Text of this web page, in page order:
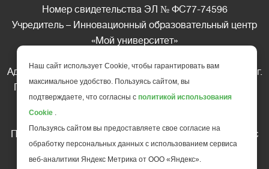
Номер свидетельства ЭЛ № ФС77-74596
Учредитель – Инновационный образовательный центр
«Мой университет»
Адрес редакции: 185035 Россия, Республика Карелия, г.
Петрозаводск, ул. Фридриха Энгельса д.10, офис 211
Телефон редакции: +7 (499) 685-10-45
Перепечатка материалов газеты допускается только c
письменного разрешения редакции
Ссылка на «Газету педагогов» обязательна.
Наш сайт использует Cookie, чтобы гарантировать вам
максимальное удобство. Пользуясь сайтом, вы
подтверждаете, что согласны с политикой использования
Cookie .
Пользуясь сайтом вы предоставляете свое согласие на
обработку персональных данных с использованием сервиса
веб-аналитики Яндекс Метрика от ООО «Яндекс».